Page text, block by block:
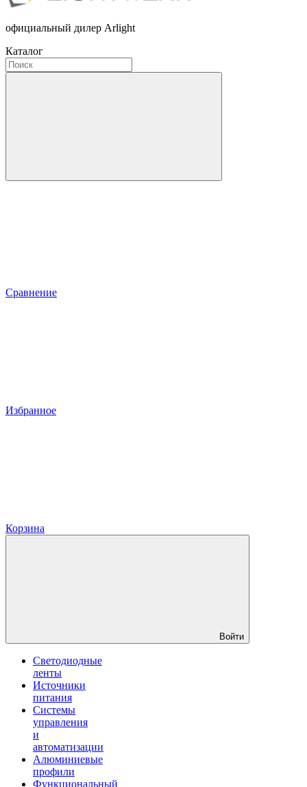
официальный дилер Arlight
Каталог
Сравнение
Избранное
Корзина
Войти
Светодиодные
ленты
Источники
питания
Системы
управления
и
автоматизации
Алюминиевые
профили
Функциональный